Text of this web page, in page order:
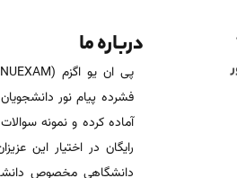
درباره ما
فشرده پیام نور
آماده‌ کرده و نمونه
رایگان در اختیار این
دانشگاهی مخصوص